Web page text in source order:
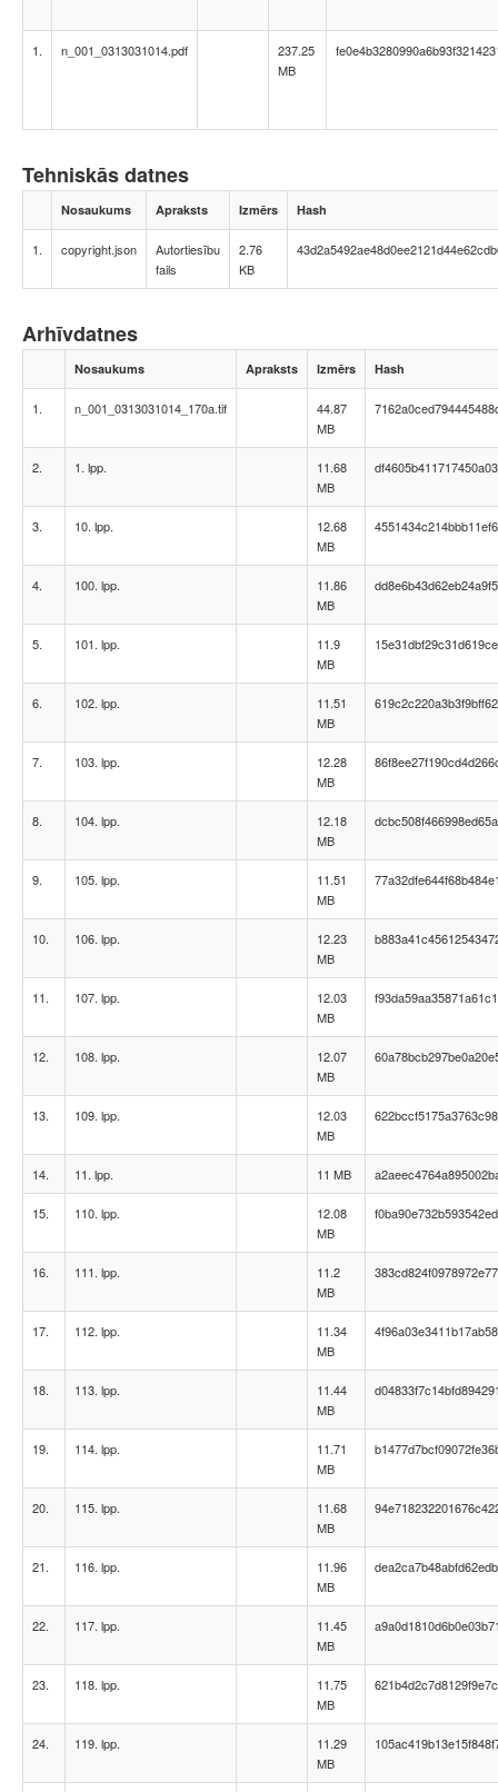
1. n_001_0313031014.pdf
237.25
MB
Tehniskās datnes
Nosaukums Apraksts Izmērs Hash
1. copyright.json
Autortiesību
fails
2.76
KB
Arhīvdatnes
Nosaukums Apraksts Izmērs Hash
1. n_001_0313031014_170a.tif
44.87
MB
2. 1. lpp.
11.68
MB
3. 10. lpp.
12.68
MB
4. 100. lpp.
11.86
MB
5. 101. lpp.
11.9
MB
6. 102. lpp.
11.51
MB
7. 103. lpp.
12.28
MB
8. 104. lpp.
12.18
MB
9. 105. lpp.
11.51
MB
10. 106. lpp.
12.23
MB
11. 107. lpp.
12.03
MB
12. 108. lpp.
12.07
MB
13. 109. lpp.
12.03
MB
14. 11. lpp. 11 MB
15. 110. lpp.
12.08
MB
16. 111. lpp.
11.2
MB
17. 112. lpp.
11.34
MB
18. 113. lpp.
11.44
MB
19. 114. lpp.
11.71
MB
20. 115. lpp.
11.68
MB
21. 116. lpp.
11.96
MB
22. 117. lpp.
11.45
MB
23. 118. lpp.
11.75
MB
24. 119. lpp.
11.29
MB